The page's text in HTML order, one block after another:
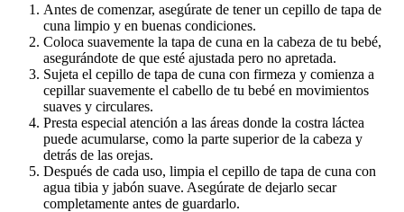
Antes de comenzar, asegúrate de tener un cepillo de tapa de
cuna limpio y en buenas condiciones.
Coloca suavemente la tapa de cuna en la cabeza de tu bebé,
asegurándote de que esté ajustada pero no apretada.
Sujeta el cepillo de tapa de cuna con firmeza y comienza a
cepillar suavemente el cabello de tu bebé en movimientos
suaves y circulares.
Presta especial atención a las áreas donde la costra láctea
puede acumularse, como la parte superior de la cabeza y
detrás de las orejas.
Después de cada uso, limpia el cepillo de tapa de cuna con
agua tibia y jabón suave. Asegúrate de dejarlo secar
completamente antes de guardarlo.